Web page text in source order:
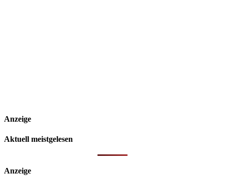
Anzeige
Aktuell meistgelesen
Anzeige